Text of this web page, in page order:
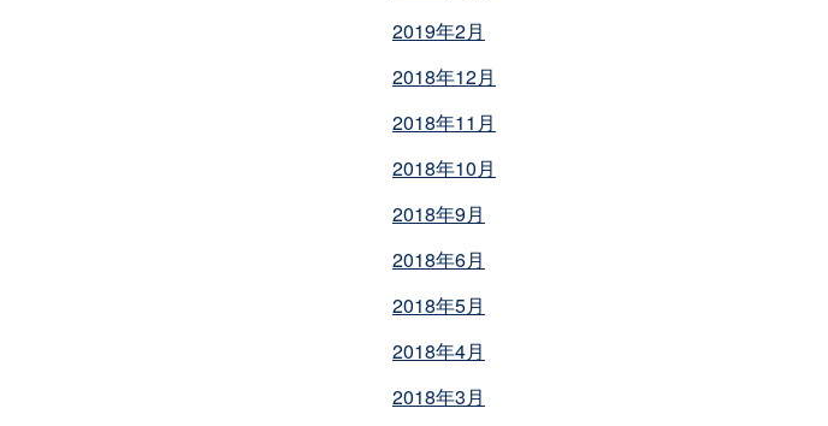
2019年2月
2018年12月
2018年11月
2018年10月
2018年9月
2018年6月
2018年5月
2018年4月
2018年3月